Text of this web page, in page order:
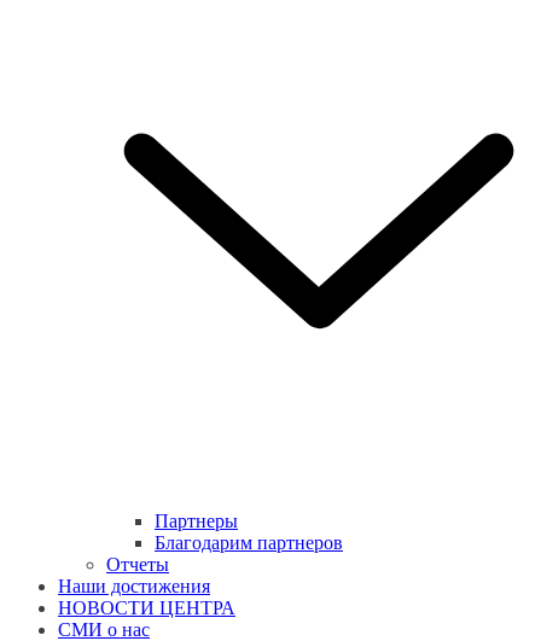
Партнеры
Благодарим партнеров
Отчеты
Наши достижения
НОВОСТИ ЦЕНТРА
СМИ о нас